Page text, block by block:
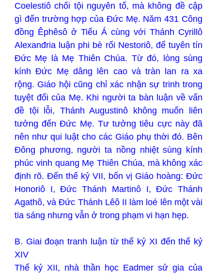
Coelestiô chối tội nguyên tổ, mà không đề cập
gì đến trường hợp của Đức Mẹ. Năm 431 Công
đồng Êphêsô ở Tiểu Á cùng với Thánh Cyrillô
Alexanđria luận phi bè rối Nestoriô, để tuyên tín
Đức Mẹ là Mẹ Thiên Chúa. Từ đó, lòng sùng
kính Đức Mẹ dâng lên cao và tràn lan ra xa
rộng. Giáo hội cũng chỉ xác nhận sự trinh trong
tuyệt đối của Mẹ. Khi người ta bàn luận về vấn
đề tội lỗi, Thánh Augustinô không muốn liên
tưởng đến Đức Mẹ. Tư tưởng tiêu cực này đã
nên như qui luật cho các Giáo phụ thời đó. Bên
Đông phương, người ta nồng nhiệt sùng kính
phúc vinh quang Mẹ Thiên Chúa, mà không xác
định rõ. Đến thế kỷ VII, bốn vị Giáo hoàng: Đức
Honoriô I, Đức Thánh Martinô I, Đức Thánh
Agathô, và Đức Thánh Lêô II làm loé lên một vài
tia sáng nhưng vẫn ở trong phạm vi hạn hẹp.
B. Giai đoạn tranh luận từ thế kỷ XI đến thế kỷ
XIV
Thế kỷ XII, nhà thần học Eadmer sử gia của